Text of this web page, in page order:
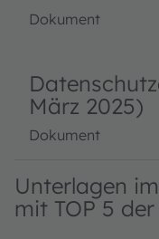
Dokument
März 2025)
Dokument
Unterlagen
mit TOP 5